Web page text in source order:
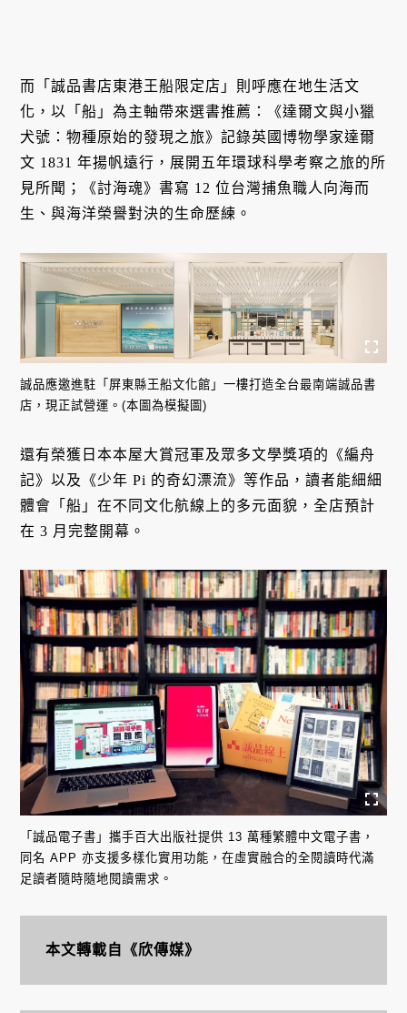
而「誠品書店東港王船限定店」則呼應在地生活文
化，以「船」為主軸帶來選書推薦：《達爾文與小獵
犬號：物種原始的發現之旅》記錄英國博物學家達爾
文 1831 年揚帆遠行，展開五年環球科學考察之旅的所
見所聞；《討海魂》書寫 12 位台灣捕魚職人向海而
生、與海洋榮譽對決的生命歷練。
誠品應邀進駐「屏東縣王船文化館」一樓打造全台最南端誠品書
店，現正試營運。(本圖為模擬圖)
還有榮獲日本本屋大賞冠軍及眾多文學獎項的《編舟
記》以及《少年 Pi 的奇幻漂流》等作品，讀者能細細
體會「船」在不同文化航線上的多元面貌，全店預計
在 3 月完整開幕。
「誠品電子書」攜手百大出版社提供 13 萬種繁體中文電子書，
同名 APP 亦支援多樣化實用功能，在虛實融合的全閱讀時代滿
足讀者隨時隨地閱讀需求。
本文轉載自《欣傳媒》